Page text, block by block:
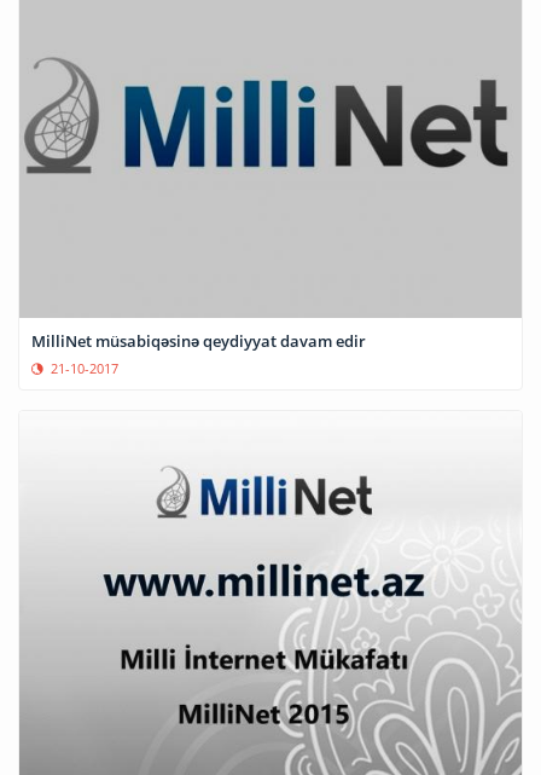
MilliNet müsabiqəsinə qeydiyyat davam edir
21-10-2017